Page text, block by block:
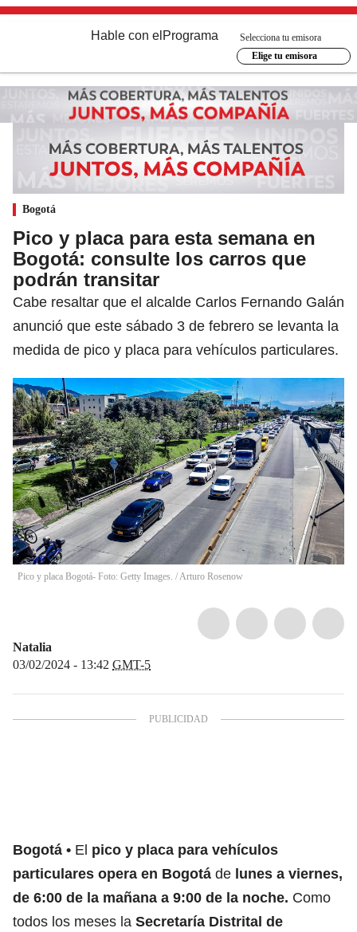
Hable con el Programa
Selecciona tu emisora
Elige tu emisora
Bogotá
Pico y placa para esta semana en
Bogotá: consulte los carros que
podrán transitar
Cabe resaltar que el alcalde Carlos Fernando Galán
anunció que este sábado 3 de febrero se levanta la
medida de pico y placa para vehículos particulares.
Pico y placa Bogotá- Foto: Getty Images. /Arturo Rosenow
Natalia
03/02/2024 - 13:42 GMT-5
Bogotá El pico y placa para vehículos
particulares opera en Bogotá de lunes a viernes,
de 6:00 de la mañana a 9:00 de la noche. Como
todos los meses la Secretaría Distrital de